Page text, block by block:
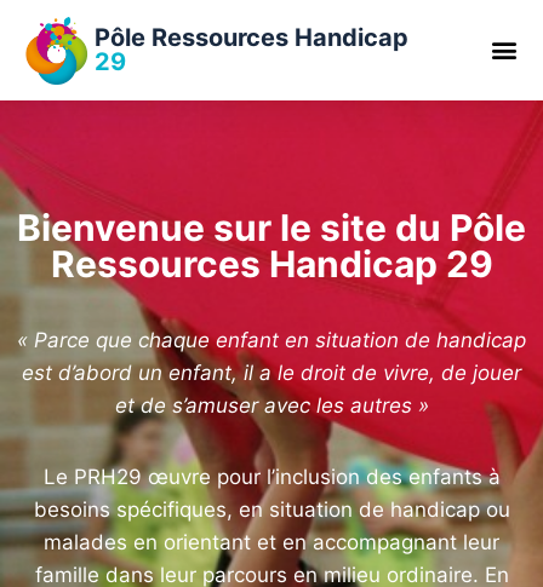
Pôle Ressources Handicap
29
Bienvenue sur le site du Pôle
Ressources Handicap 29
« Parce que chaque enfant en situation de handicap
est d’abord un enfant, il a le droit de vivre, de jouer
et de s’amuser avec les autres »
Le PRH29 œuvre pour l’inclusion des enfants à
besoins spécifiques, en situation de handicap ou
malades en orientant et en accompagnant leur
famille dans leur parcours en milieu ordinaire. En